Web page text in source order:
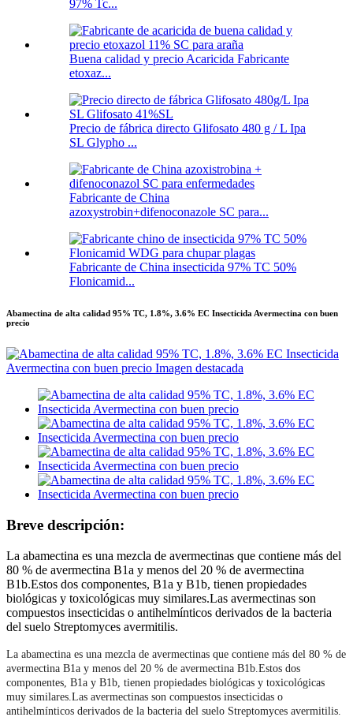
97% Tc...
Buena calidad y precio Acaricida Fabricante
etoxaz...
Precio de fábrica directo Glifosato 480 g / L Ipa
SL Glypho ...
Fabricante de China
azoxystrobin+difenoconazole SC para...
Fabricante de China insecticida 97% TC 50%
Flonicamid...
Abamectina de alta calidad 95% TC, 1.8%, 3.6% EC Insecticida Avermectina con buen
precio
Breve descripción:
La abamectina es una mezcla de avermectinas que contiene más del
80 % de avermectina B1a y menos del 20 % de avermectina
B1b.Estos dos componentes, B1a y B1b, tienen propiedades
biológicas y toxicológicas muy similares.Las avermectinas son
compuestos insecticidas o antihelmínticos derivados de la bacteria
del suelo Streptomyces avermitilis.
La abamectina es una mezcla de avermectinas que contiene más del 80 % de
avermectina B1a y menos del 20 % de avermectina B1b.Estos dos
componentes, B1a y B1b, tienen propiedades biológicas y toxicológicas
muy similares.Las avermectinas son compuestos insecticidas o
antihelmínticos derivados de la bacteria del suelo Streptomyces avermitilis.